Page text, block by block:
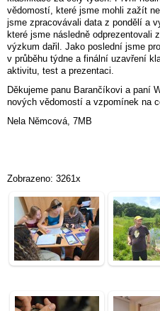
vědomostí, které jsme mohli zažít
jsme zpracovávali data z pondělí a
které jsme následně odprezentovali
výzkum dařil. Jako poslední jsme
v průběhu týdne a finální uzavření
aktivitu, test a prezentaci.
Děkujeme panu Barančíkovi a paní
nových vědomostí a vzpomínek na
Nela Němcová, 7MB
Zobrazeno: 3261x